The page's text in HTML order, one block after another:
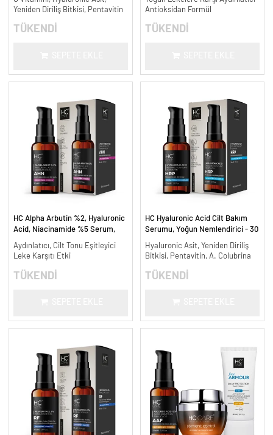
Yeniden Diriliş Bitkisi, Pentavitin
TÜKENDİ
ml.
Antioksidan Formül
TÜKENDİ
HC Alpha Arbutin %2, Hyaluronic
Acid, Niacinamide %5 Serum,
ml.
Aydınlatıcı, Cilt Tonu Eşitleyici
Leke Karşıtı Etki
TÜKENDİ
HC Hyaluronic Acid Cilt Bakım
Serumu, Yoğun Nemlendirici - 30
Hyaluronic Asit, Yeniden Diriliş
Bitkisi, Pentavitin, A. Colubrina
TÜKENDİ